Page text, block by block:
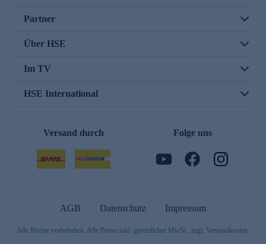
Partner
Über HSE
Im TV
HSE International
Versand durch Folge uns
AGB Datenschutz Impressum
Alle Rechte vorbehalten. Alle Preise inkl. gesetzlicher MwSt., zzgl. Versandkosten.